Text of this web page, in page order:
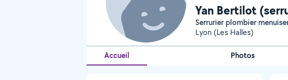
Yan Bertilot
Serrurier plombier
Lyon (Les Halles)
Accueil Photos